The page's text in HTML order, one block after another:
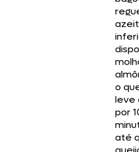
o
leve
por
até